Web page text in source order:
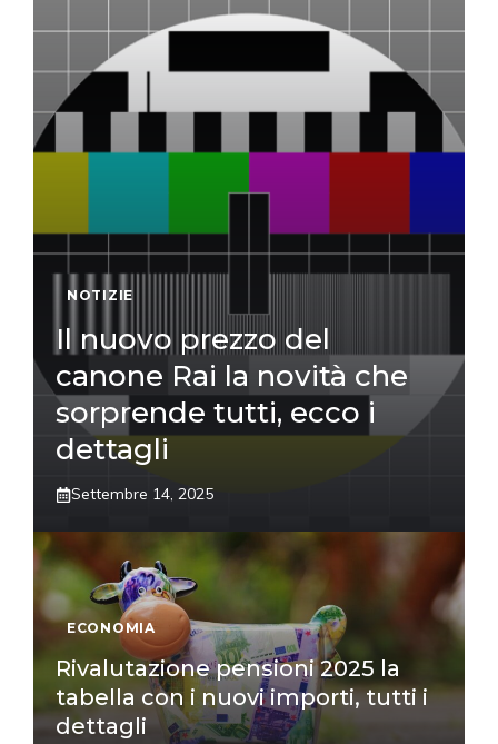
NOTIZIE
Il nuovo prezzo del
canone Rai la novità che
sorprende tutti, ecco i
dettagli
Settembre 14, 2025
ECONOMIA
Rivalutazione pensioni 2025 la
tabella con i nuovi importi, tutti i
dettagli